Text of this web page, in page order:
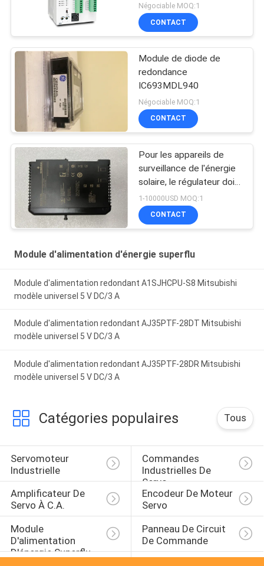
de PLC de la série SV2
Négociable MOQ:1
CONTACT
Module de diode de
redondance
IC693MDL940
Négociable MOQ:1
CONTACT
Pour les appareils de
surveillance de l'énergie
solaire, le régulateur doit
être équipé d'un système
de contrôle de l'énergie
solaire.
1-10000USD MOQ:1
CONTACT
Module d'alimentation d'énergie superflu
Module d'alimentation redondant A1SJHCPU-S8 Mitsubishi
modèle universel 5 V DC/3 A
Module d'alimentation redondant AJ35PTF-28DT Mitsubishi
modèle universel 5 V DC/3 A
Module d'alimentation redondant AJ35PTF-28DR Mitsubishi
modèle universel 5 V DC/3 A
Catégories populaires Tous
Servomoteur
Industrielle
Commandes
Industrielles De
Servo
Amplificateur De
Servo À C.A.
Encodeur De Moteur
Servo
Module
D'alimentation
D'énergie Superflu
Panneau De Circuit
De Commande